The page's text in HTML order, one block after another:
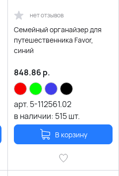
нет отзывов
Семейный органайзер для
путешественника Favor,
синий
848.86 р.
арт. 5-112561.02
в наличии: 515шт.
В корзину